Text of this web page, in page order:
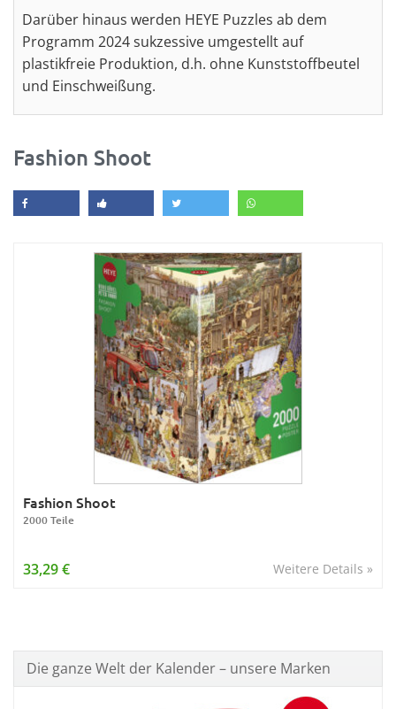
Darüber hinaus werden HEYE Puzzles ab dem
Programm 2024 sukzessive umgestellt auf
plastikfreie Produktion, d.h. ohne Kunststoffbeutel
und Einschweißung.
Fashion Shoot
Fashion Shoot
2000 Teile
Weitere Details »
33,29 €
Die ganze Welt der Kalender – unsere Marken